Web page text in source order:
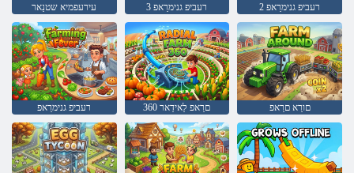
עירעפמיא שטנַאר 3 רעביפ גנימרַאפ 2 רעביפ גנימרַאפ
רעביפ גנימרַאפ 360 םרַאפ לַאידַאר םורַא םרַאפ